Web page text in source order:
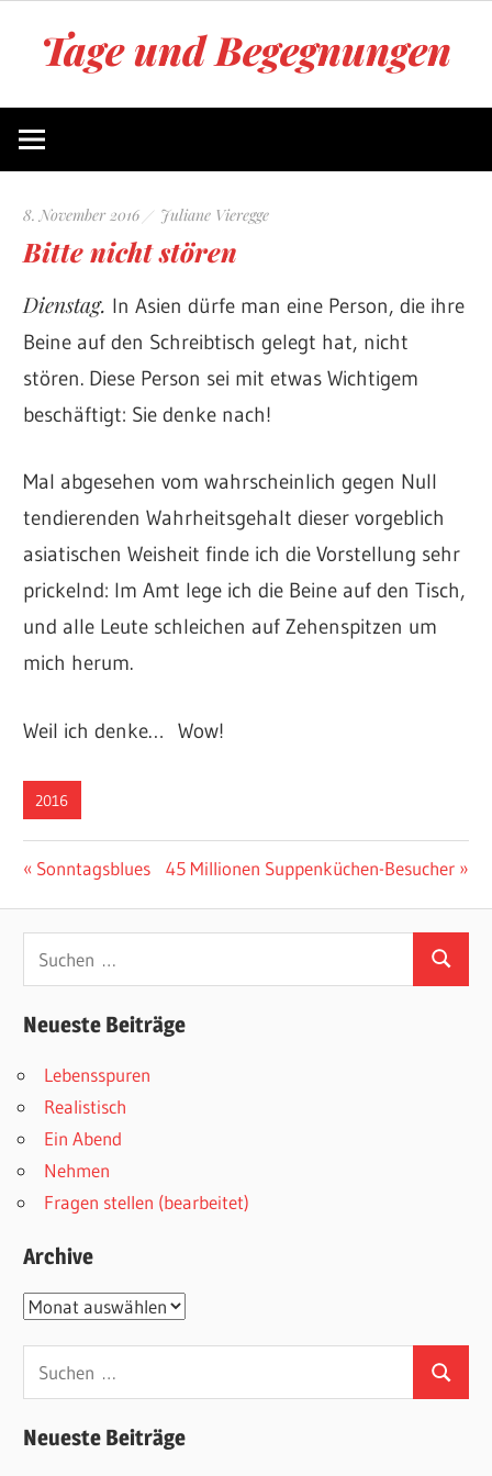
Tage und Begegnungen
von
8. November 2016 Juliane Vieregge
Bitte nicht stören
Dienstag. In Asien dürfe man eine Person, die ihre
Beine auf den Schreibtisch gelegt hat, nicht
stören. Diese Person sei mit etwas Wichtigem
beschäftigt: Sie denke nach!
Mal abgesehen vom wahrscheinlich gegen Null
tendierenden Wahrheitsgehalt dieser vorgeblich
asiatischen Weisheit finde ich die Vorstellung sehr
prickelnd: Im Amt lege ich die Beine auf den Tisch,
und alle Leute schleichen auf Zehenspitzen um
mich herum.
Weil ich denke… Wow!
2016
Beitragsnavigation
Vorheriger
Sonntagsblues
Nächster
45 Millionen Suppenküchen-Besucher
Suchen
Neueste Beiträge
Lebensspuren
Realistisch
Ein Abend
Nehmen
Fragen stellen (bearbeitet)
Archive
Archive
Suchen
nach:
Suchen
Neueste Beiträge